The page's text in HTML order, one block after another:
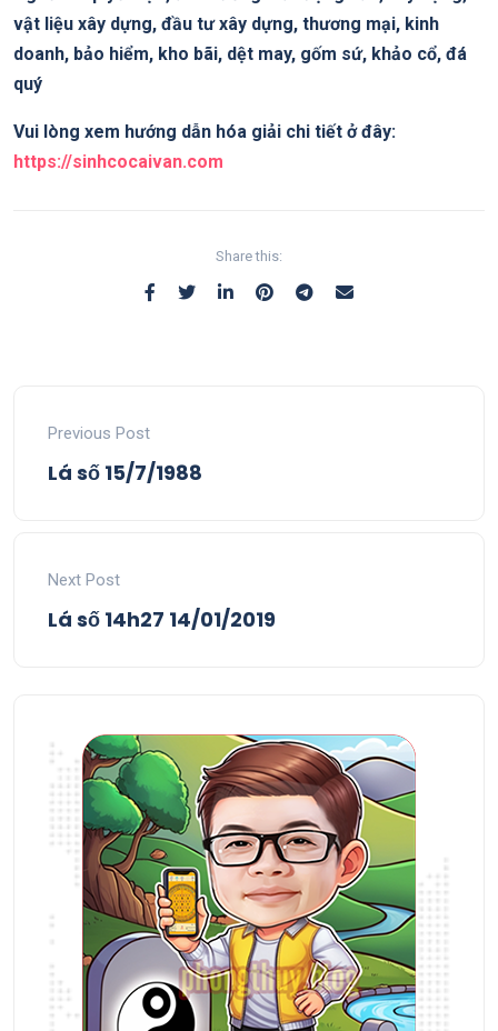
vật liệu xây dựng, đầu tư xây dựng, thương mại, kinh
doanh, bảo hiểm, kho bãi, dệt may, gốm sứ, khảo cổ, đá
quý
Vui lòng xem hướng dẫn hóa giải chi tiết ở đây:
https://sinhcocaivan.com
Share this:
Previous Post
Lá số 15/7/1988
Next Post
Lá số 14h27 14/01/2019